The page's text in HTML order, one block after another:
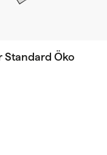
Standard Öko